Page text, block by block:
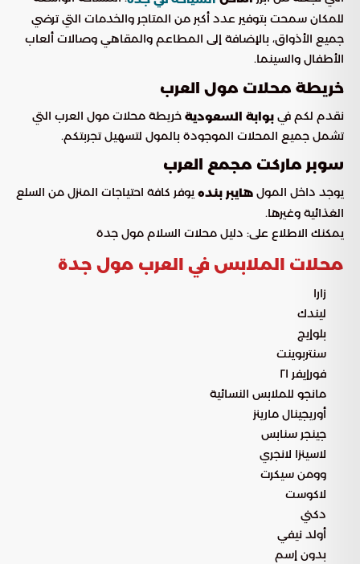
للمكان سمحت بتوفير عدد أكبر من المتاجر والخدمات التي ترضي
جميع الأذواق، بالإضافة إلى المطاعم والمقاهي وصالات ألعاب
الأطفال والسينما.
خريطة محلات مول العرب
نقدم لكم في بوابة السعودية خريطة محلات مول العرب التي
تشمل جميع المحلات الموجودة بالمول لتسهيل تجربتكم.
سوبر ماركت مجمع العرب
يوجد داخل المول هايبر بنده يوفر كافة احتياجات المنزل من السلع
الغذائية وغيرها.
يمكنك الاطلاع على: دليل محلات السلام مول جدة
محلات الملابس في العرب مول جدة
زارا
ليندك
بلوإيج
سنتربوينت
فورإيفر ٢١
مانجو للملابس النسائية
أوريجينال مارينز
جينجر سنابس
لاسينزا لانجري
وومن سيكرت
لاكوست
دكني
أولد نيفي
بدون إسم